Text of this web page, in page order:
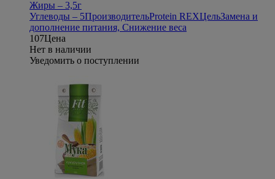
Жиры – 3,5г
Углеводы – 5ПроизводительProtein REXЦельЗамена и
дополнение питания, Снижение веса
107Цена
Нет в наличии
Уведомить о поступлении